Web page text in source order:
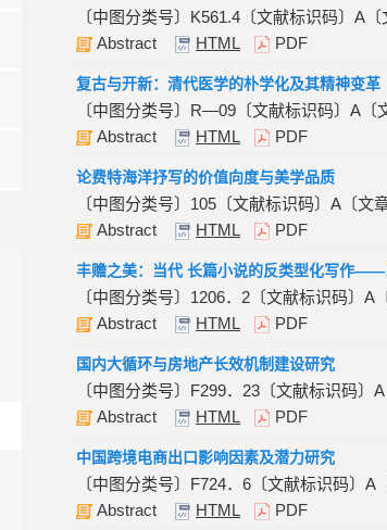
〔中图分类号〕K561.4〔文献标识码〕A
Abstract
HTML PDF
复古与开新：清代医学的朴学化及其精神变革
〔中图分类号〕R—09〔文献标识码〕A
Abstract
HTML PDF
论费特海洋抒写的价值向度与美学品质
〔中图分类号〕105〔文献标识码〕A〔
Abstract
HTML PDF
丰赡之美：当代 长篇小说的反类型化写作——
〔中图分类号〕1206．2〔文献标识码〕
Abstract
HTML PDF
国内大循环与房地产长效机制建设研究
〔中图分类号〕F299．23〔文献标识码
Abstract
HTML PDF
中国跨境电商出口影响因素及潜力研究
〔中图分类号〕F724．6〔文献标识码
Abstract
HTML PDF